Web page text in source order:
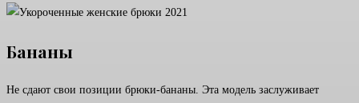
Бананы
Не сдают свои позиции брюки-бананы. Эта модель заслуживает